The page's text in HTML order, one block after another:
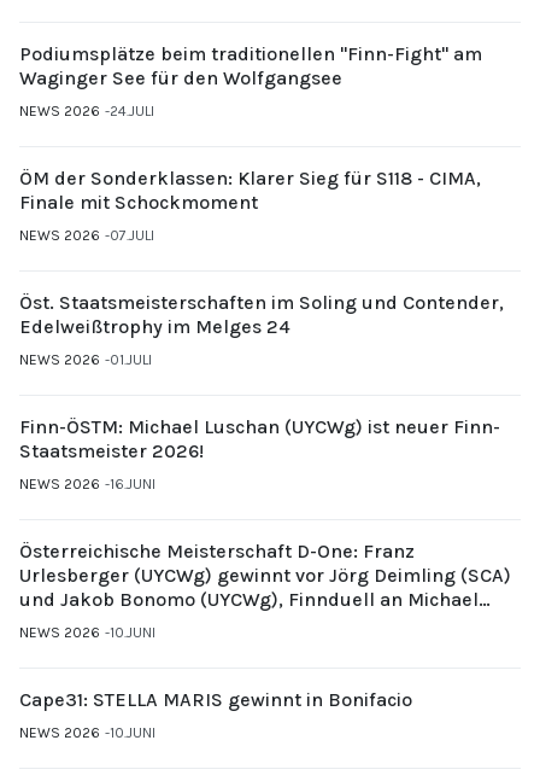
Podiumsplätze beim traditionellen "Finn-Fight" am
Waginger See für den Wolfgangsee
NEWS 2026 24.JULI
ÖM der Sonderklassen: Klarer Sieg für S118 - CIMA,
Finale mit Schockmoment
NEWS 2026 07.JULI
Öst. Staatsmeisterschaften im Soling und Contender,
Edelweißtrophy im Melges 24
NEWS 2026 01.JULI
Finn-ÖSTM: Michael Luschan (UYCWg) ist neuer Finn-
Staatsmeister 2026!
NEWS 2026 16.JUNI
Österreichische Meisterschaft D-One: Franz
Urlesberger (UYCWg) gewinnt vor Jörg Deimling (SCA)
und Jakob Bonomo (UYCWg), Finnduell an Michael
Gubi (UYCMo)
NEWS 2026 10.JUNI
Cape31: STELLA MARIS gewinnt in Bonifacio
NEWS 2026 10.JUNI